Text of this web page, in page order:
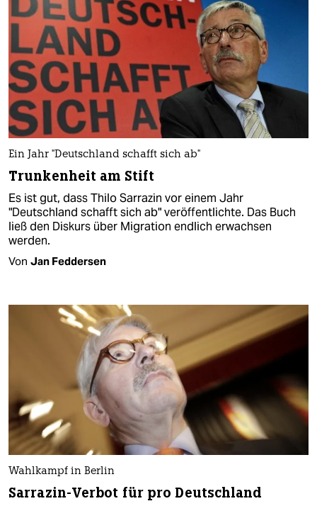
Ein Jahr "Deutschland schafft sich ab"
Trunkenheit am Stift
Es ist gut, dass Thilo Sarrazin vor einem Jahr
"Deutschland schafft sich ab" veröffentlichte. Das Buch
ließ den Diskurs über Migration endlich erwachsen
werden.
Von Jan Feddersen
Wahlkampf in Berlin
Sarrazin-Verbot für pro Deutschland